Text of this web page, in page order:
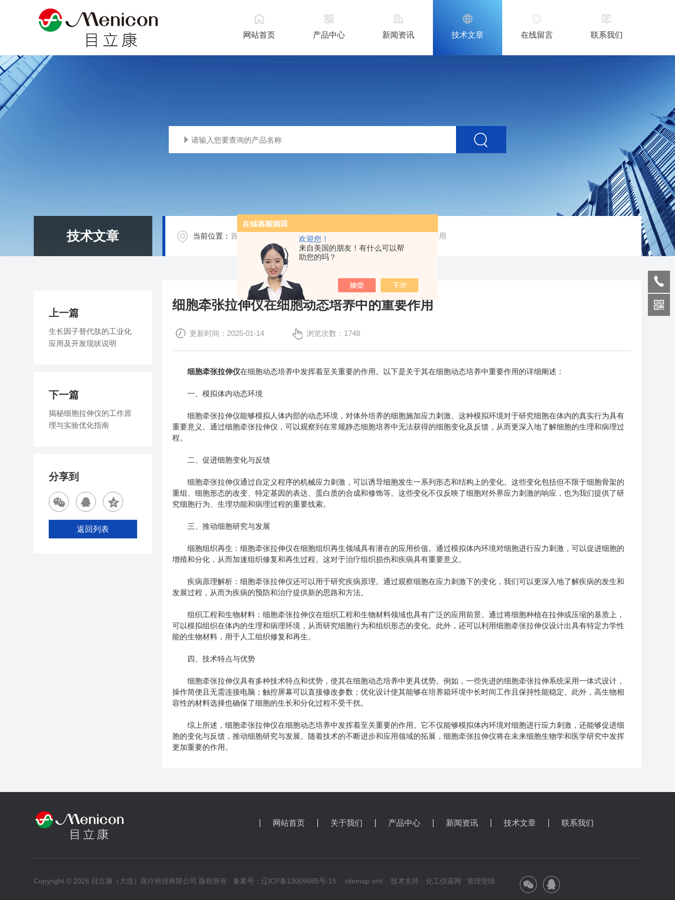
欢迎您！
来自美国的朋友！有什么可以帮
助您的吗？
网站首页 产品中心 新闻资讯 技术文章 在线留言 联系我们
技术文章 当前位置：首页 / 细胞牵张拉伸仪在细胞动态培养中的重要作用
细胞牵张拉伸仪在细胞动态培养中的重要作用
更新时间：2025-01-14 浏览次数：1748
细胞牵张拉伸仪在细胞动态培养中发挥着至关重要的作用。以下是关于其在细胞动态培养中重要作用的详细阐述：
一、模拟体内动态环境
细胞牵张拉伸仪能够模拟人体内部的动态环境，对体外培养的细胞施加应力刺激。这种模拟环境对于研究细胞在体内的真实行为具有
重要意义。通过细胞牵张拉伸仪，可以观察到在常规静态细胞培养中无法获得的细胞变化及反馈，从而更深入地了解细胞的生理和病理过
程。
二、促进细胞变化与反馈
细胞牵张拉伸仪通过自定义程序的机械应力刺激，可以诱导细胞发生一系列形态和结构上的变化。这些变化包括但不限于细胞骨架的
重组、细胞形态的改变、特定基因的表达、蛋白质的合成和修饰等。这些变化不仅反映了细胞对外界应力刺激的响应，也为我们提供了研
究细胞行为、生理功能和病理过程的重要线索。
三、推动细胞研究与发展
细胞组织再生：细胞牵张拉伸仪在细胞组织再生领域具有潜在的应用价值。通过模拟体内环境对细胞进行应力刺激，可以促进细胞的
增殖和分化，从而加速组织修复和再生过程。这对于治疗组织损伤和疾病具有重要意义。
疾病原理解析：细胞牵张拉伸仪还可以用于研究疾病原理。通过观察细胞在应力刺激下的变化，我们可以更深入地了解疾病的发生和
发展过程，从而为疾病的预防和治疗提供新的思路和方法。
组织工程和生物材料：细胞牵张拉伸仪在组织工程和生物材料领域也具有广泛的应用前景。通过将细胞种植在拉伸或压缩的基质上，
可以模拟组织在体内的生理和病理环境，从而研究细胞行为和组织形态的变化。此外，还可以利用细胞牵张拉伸仪设计出具有特定力学性
能的生物材料，用于人工组织修复和再生。
四、技术特点与优势
细胞牵张拉伸仪具有多种技术特点和优势，使其在细胞动态培养中更具优势。例如，一些先进的细胞牵张拉伸系统采用一体式设计，
操作简便且无需连接电脑；触控屏幕可以直接修改参数；优化设计使其能够在培养箱环境中长时间工作且保持性能稳定。此外，高生物相
容性的材料选择也确保了细胞的生长和分化过程不受干扰。
综上所述，细胞牵张拉伸仪在细胞动态培养中发挥着至关重要的作用。它不仅能够模拟体内环境对细胞进行应力刺激，还能够促进细
胞的变化与反馈，推动细胞研究与发展。随着技术的不断进步和应用领域的拓展，细胞牵张拉伸仪将在未来细胞生物学和医学研究中发挥
更加重要的作用。
上一篇
生长因子替代肽的工业化
应用及开发现状说明
下一篇
揭秘细胞拉伸仪的工作原
理与实验优化指南
分享到
返回列表
网站首页 关于我们 产品中心 新闻资讯 技术文章 联系我们
Copyright © 2026 目立康（大连）医疗科技有限公司 版权所有 备案号：辽ICP备13009685号-15 sitemap.xml 技术支持：化工仪器网 管理登陆